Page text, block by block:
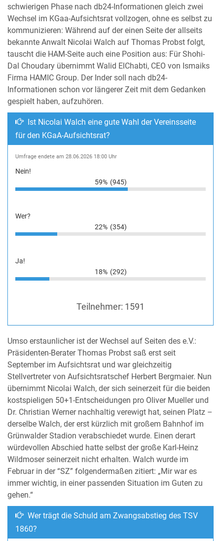
schwierigen Phase nach db24-Informationen gleich zwei
Wechsel im KGaa-Aufsichtsrat vollzogen, ohne es selbst zu
kommunizieren: Während auf der einen Seite der allseits
bekannte Anwalt Nicolai Walch auf Thomas Probst folgt,
tauscht die HAM-Seite auch eine Position aus: Für Shohi-
Dal Choudary übernimmt Walid ElChabti, CEO von Ismaiks
Firma HAMIC Group. Der Inder soll nach db24-
Informationen schon vor längerer Zeit mit dem Gedanken
gespielt haben, aufzuhören.
Ist Nicolai Walch eine gute Wahl der Vereinsseite
für den KGaA-Aufsichtsrat?
Umfrage endete am 28.06.2026 18:00 Uhr
Nein!
59% (945)
Wer?
22% (354)
Ja!
18% (292)
Teilnehmer: 1591
Umso erstaunlicher ist der Wechsel auf Seiten des e.V.:
Präsidenten-Berater Thomas Probst saß erst seit
September im Aufsichtsrat und war gleichzeitig
Stellvertreter von Aufsichtsratschef Herbert Bergmaier. Nun
übernimmt Nicolai Walch, der sich seinerzeit für die beiden
kostspieligen 50+1-Entscheidungen pro Oliver Mueller und
Dr. Christian Werner nachhaltig verewigt hat, seinen Platz –
derselbe Walch, der erst kürzlich mit großem Bahnhof im
Grünwalder Stadion verabschiedet wurde. Einen derart
würdevollen Abschied hatte selbst der große Karl-Heinz
Wildmoser seinerzeit nicht erhalten. Walch wurde im
Februar in der “SZ” folgendermaßen zitiert: „Mir war es
immer wichtig, in einer passenden Situation im Guten zu
gehen.“
Wer trägt die Schuld am Zwangsabstieg des TSV
1860?